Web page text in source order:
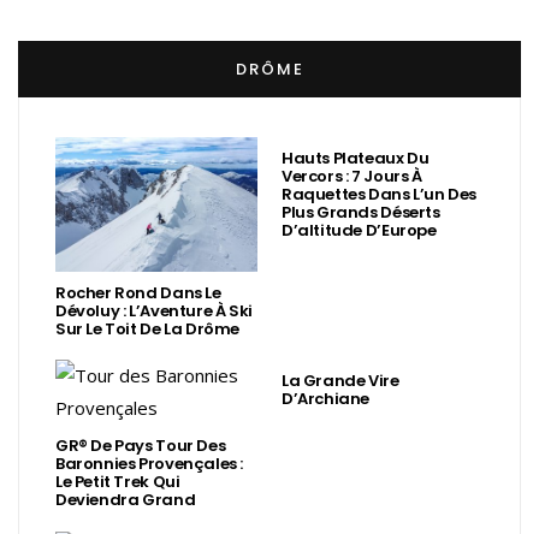
DRÔME
Rocher Rond Dans Le
Dévoluy : L’Aventure À Ski
Sur Le Toit De La Drôme
Hauts Plateaux Du
Vercors : 7 Jours À
Raquettes Dans L’un Des
Plus Grands Déserts
D’altitude D’Europe
GR® De Pays Tour Des
Baronnies Provençales :
Le Petit Trek Qui
Deviendra Grand
La Grande Vire
D’Archiane